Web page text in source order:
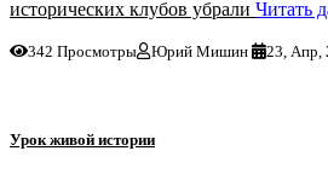
исторических клубов убрали Читать
342 Просмотры Юрий Мишин 23, Апр,
Урок живой истории